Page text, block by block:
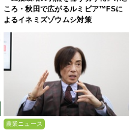
ころ・秋田で広がるルミビア™FSに
よるイネミズゾウムシ対策
農業ニュース